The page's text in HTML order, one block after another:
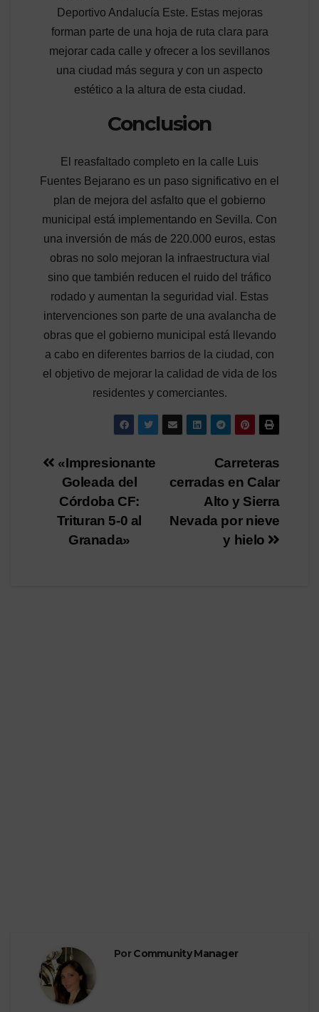
Deportivo Andalucía Este. Estas mejoras
forman parte de una hoja de ruta clara para
mejorar cada calle y ofrecer a los sevillanos
una ciudad más segura y con un aspecto
estético a la altura de esta ciudad.
Conclusion
El reasfaltado completo en la calle Luis
Fuentes Bejarano es un paso significativo en el
plan de mejora del asfalto que el gobierno
municipal está implementando en Sevilla. Con
una inversión de más de 220.000 euros, estas
obras no solo mejoran la infraestructura vial
sino que también reducen el ruido del tráfico
rodado y aumentan la seguridad vial. Estas
intervenciones son parte de una avalancha de
obras que el gobierno municipal está llevando
a cabo en diferentes barrios de la ciudad, con
el objetivo de mejorar la calidad de vida de los
residentes y comerciantes.
Navegación
de
entradas
Carreteras
cerradas en Calar
Alto y Sierra
Nevada por nieve
y hielo
«Impresionante
Goleada del
Córdoba CF:
Trituran 5-0 al
Granada»
PorCommunity Manager